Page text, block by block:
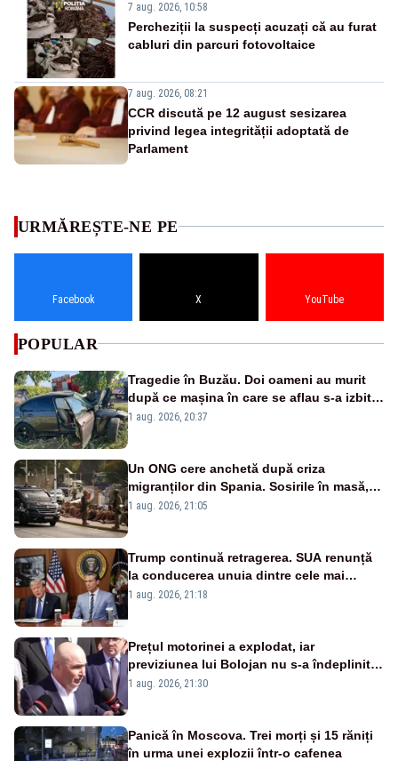
7 aug. 2026, 10:58
Percheziții la suspecți acuzați că au furat
cabluri din parcuri fotovoltaice
7 aug. 2026, 08:21
CCR discută pe 12 august sesizarea
privind legea integrității adoptată de
Parlament
URMĂREȘTE-NE PE
Facebook X YouTube
POPULAR
Tragedie în Buzău. Doi oameni au murit
după ce mașina în care se aflau s-a izbit
violent de un copac
1 aug. 2026, 20:37
Un ONG cere anchetă după criza
migranților din Spania. Sosirile în masă,
imposibile fără ”acordul autorităților”
1 aug. 2026, 21:05
Trump continuă retragerea. SUA renunță
la conducerea unuia dintre cele mai
importante programe militare pentru
1 aug. 2026, 21:18
Prețul motorinei a explodat, iar
previziunea lui Bolojan nu s-a îndeplinit.
Ce spunea premierul demis în urmă cu
1 aug. 2026, 21:30
Panică în Moscova. Trei morți și 15 răniți
în urma unei explozii într-o cafenea